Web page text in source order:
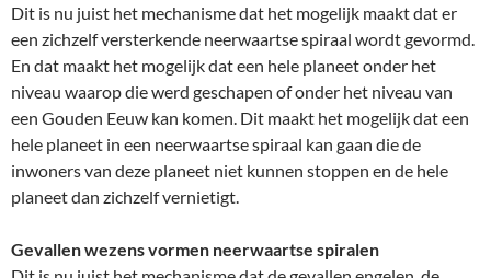
Dit is nu juist het mechanisme dat het mogelijk maakt dat er
een zichzelf versterkende neerwaartse spiraal wordt gevormd.
En dat maakt het mogelijk dat een hele planeet onder het
niveau waarop die werd geschapen of onder het niveau van
een Gouden Eeuw kan komen. Dit maakt het mogelijk dat een
hele planeet in een neerwaartse spiraal kan gaan die de
inwoners van deze planeet niet kunnen stoppen en de hele
planeet dan zichzelf vernietigt.
Gevallen wezens vormen neerwaartse spiralen